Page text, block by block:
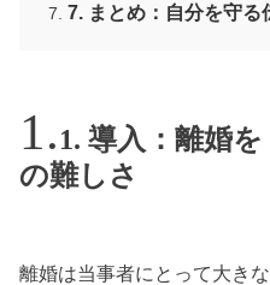
7. まとめ：自分を守る
1. 導入：離婚
の難しさ
離婚は当事者にとって大き